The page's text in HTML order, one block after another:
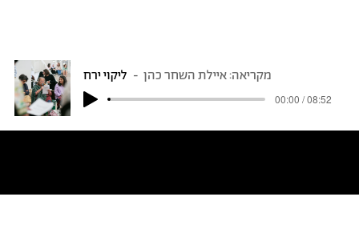
ליקוי ירח מקריאה: איילת השחר כהן
00:00 / 08:52